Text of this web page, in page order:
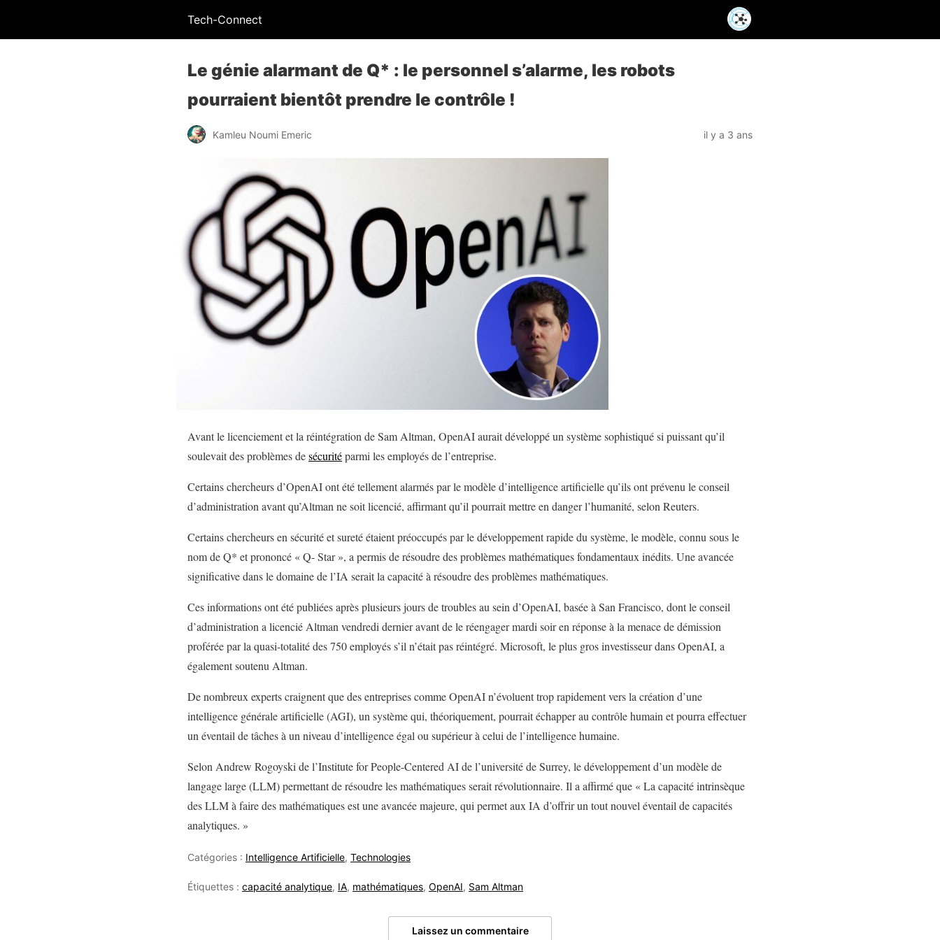
Tech-Connect
Le génie alarmant de Q* : le personnel s’alarme, les robots
pourraient bientôt prendre le contrôle !
Kamleu Noumi Emeric il y a 3 ans
Avant le licenciement et la réintégration de Sam Altman, OpenAI aurait développé un système sophistiqué si puissant qu’il
soulevait des problèmes desécuritéparmi les employés de l’entreprise.
Certains chercheurs d’OpenAI ont été tellement alarmés par le modèle d’intelligence artificielle qu’ils ont prévenu le conseil
d’administration avant qu’Altman ne soit licencié, affirmant qu’il pourrait mettre en danger l’humanité, selon Reuters.
Certains chercheurs en sécurité et sureté étaient préoccupés par le développement rapide du système, le modèle, connu sous le
nom de Q* et prononcé « Q- Star », a permis de résoudre des problèmes mathématiques fondamentaux inédits. Une avancée
significative dans le domaine de l’IA serait la capacité à résoudre des problèmes mathématiques.
Ces informations ont été publiées après plusieurs jours de troubles au sein d’OpenAI, basée à San Francisco, dont le conseil
d’administration a licencié Altman vendredi dernier avant de le réengager mardi soir en réponse à la menace de démission
proférée par la quasi-totalité des 750 employés s’il n’était pas réintégré. Microsoft, le plus gros investisseur dans OpenAI, a
également soutenu Altman.
De nombreux experts craignent que des entreprises comme OpenAI n’évoluent trop rapidement vers la création d’une
intelligence générale artificielle (AGI), un système qui, théoriquement, pourrait échapper au contrôle humain et pourra effectuer
un éventail de tâches à un niveau d’intelligence égal ou supérieur à celui de l’intelligence humaine.
Selon Andrew Rogoyski de l’Institute for People-Centered AI de l’université de Surrey, le développement d’un modèle de
langage large (LLM) permettant de résoudre les mathématiques serait révolutionnaire. Il a affirmé que « La capacité intrinsèque
des LLM à faire des mathématiques est une avancée majeure, qui permet aux IA d’offrir un tout nouvel éventail de capacités
analytiques. »
Catégories : Intelligence Artificielle, Technologies
Étiquettes : capacité analytique, IA, mathématiques, OpenAI, Sam Altman
Laissez un commentaire